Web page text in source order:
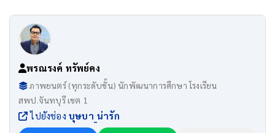
พรณรงค์ ทรัพย์คง
ภาพยนตร์ (ทุกระดับชั้น) นักพัฒนาการศึกษา โรงเรียน
สพป.จันทบุรี เขต 1
ไปยังช่องบุษบา_น่ารัก